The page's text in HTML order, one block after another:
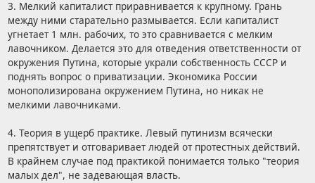
3. Мелкий капиталист приравнивается к крупному. Грань
между ними старательно размывается. Если капиталист
угнетает 1 млн. рабочих, то это сравнивается с мелким
лавочником. Делается это для отведения ответственности от
окружения Путина, которые украли собственность СССР и
поднять вопрос о приватизации. Экономика России
монополизирована окружением Путина, но никак не
мелкими лавочниками.
4. Теория в ущерб практике. Левый путинизм всячески
препятствует и отговаривает людей от протестных действий.
В крайнем случае под практикой понимается только "теория
малых дел", не задевающая власть.